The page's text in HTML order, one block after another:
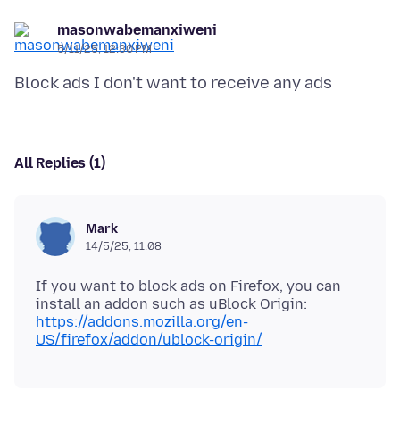
masonwabemanxiweni
5/11/25, 12:30 PM
All Replies (1)
Mark
14/5/25, 11:08
If you want to block ads on Firefox, you can
install an addon such as uBlock Origin:
https://addons.mozilla.org/en-
US/firefox/addon/ublock-origin/